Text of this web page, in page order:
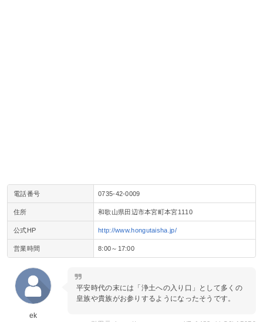
電話番号 0735-42-0009
住所 和歌山県田辺市本宮町本宮1110
公式HP http://www.hongutaisha.jp/
営業時間 8:00～17:00
ek
平安時代の末には「浄土への入り口」として多くの
皇族や貴族がお参りするようになったそうです。